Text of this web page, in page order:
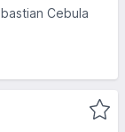
Cebula